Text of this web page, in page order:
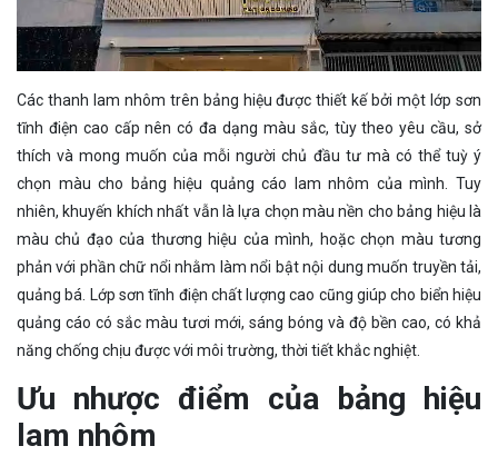
Các thanh lam nhôm trên bảng hiệu được thiết kế bởi một lớp sơn
tĩnh điện cao cấp nên có đa dạng màu sắc, tùy theo yêu cầu, sở
thích và mong muốn của mỗi người chủ đầu tư mà có thể tuỳ ý
chọn màu cho bảng hiệu quảng cáo lam nhôm của mình. Tuy
nhiên, khuyến khích nhất vẫn là lựa chọn màu nền cho bảng hiệu là
màu chủ đạo của thương hiệu của mình, hoặc chọn màu tương
phản với phần chữ nổi nhằm làm nổi bật nội dung muốn truyền tải,
quảng bá. Lớp sơn tĩnh điện chất lượng cao cũng giúp cho biển hiệu
quảng cáo có sắc màu tươi mới, sáng bóng và độ bền cao, có khả
năng chống chịu được với môi trường, thời tiết khắc nghiệt.
Ưu nhược điểm của bảng hiệu
lam nhôm